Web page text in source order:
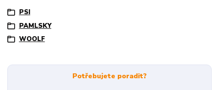
PSI
PAMLSKY
WOOLF
Potřebujete poradit?